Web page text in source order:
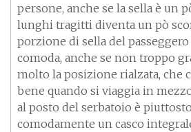
persone, anche se la sella è un
lunghi tragitti diventa un pò
porzione di sella del
comoda, anche se non troppo
molto la posizione rialzata, che
bene quando si viaggia in
al posto del serbatoio è
comodamente un casco